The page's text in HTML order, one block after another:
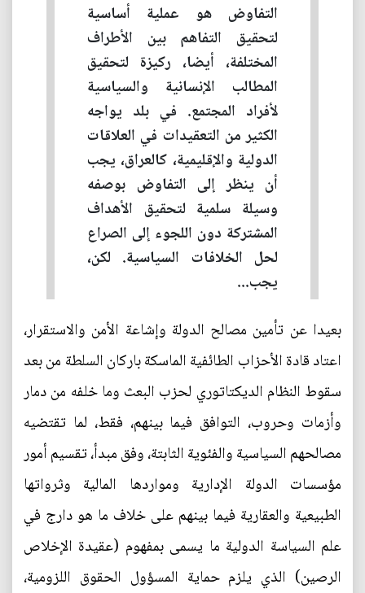
التفاوض هو عملية أساسية
لتحقيق التفاهم بين الأطراف
المختلفة، أيضا، ركيزة لتحقيق
المطالب الإنسانية والسياسية
لأفراد المجتمع. في بلد يواجه
الكثير من التعقيدات في العلاقات
الدولية والإقليمية، كالعراق، يجب
أن ينظر إلى التفاوض بوصفه
وسيلة سلمية لتحقيق الأهداف
المشتركة دون اللجوء إلى الصراع
لحل الخلافات السياسية. لكن،
يجب...
بعيدا عن تأمين مصالح الدولة وإشاعة الأمن والاستقرار،
اعتاد قادة الأحزاب الطائفية الماسكة باركان السلطة من بعد
سقوط النظام الديكتاتوري لحزب البعث وما خلفه من دمار
وأزمات وحروب، التوافق فيما بينهم، فقط، لما تقتضيه
مصالحهم السياسية والفئوية الثابتة، وفق مبدأ، تقسيم أمور
مؤسسات الدولة الإدارية ومواردها المالية وثرواتها
الطبيعية والعقارية فيما بينهم على خلاف ما هو دارج في
علم السياسة الدولية ما يسمى بمفهوم (عقيدة الإخلاص
الرصين) الذي يلزم حماية المسؤول الحقوق اللزومية،